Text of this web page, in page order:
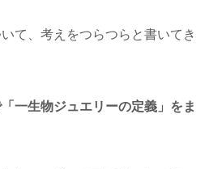
て、考えをつらつらと書いてき
一生物ジュエリーの定義」をま